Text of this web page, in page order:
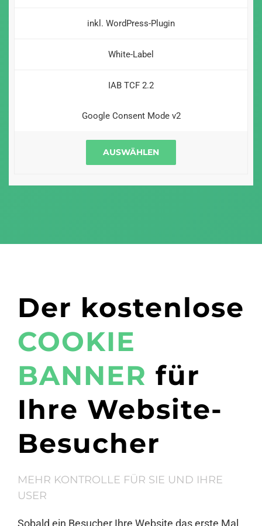
inkl. WordPress-Plugin
White-Label
IAB TCF 2.2
Google Consent Mode v2
AUSWÄHLEN
Der kostenlose
COOKIE
BANNER für
Ihre Website-
Besucher
MEHR KONTROLLE FÜR SIE UND IHRE
USER
Sobald ein Besucher Ihre Website das erste Mal